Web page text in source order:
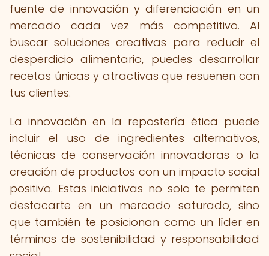
fuente de innovación y diferenciación en un
mercado cada vez más competitivo. Al
buscar soluciones creativas para reducir el
desperdicio alimentario, puedes desarrollar
recetas únicas y atractivas que resuenen con
tus clientes.
La innovación en la repostería ética puede
incluir el uso de ingredientes alternativos,
técnicas de conservación innovadoras o la
creación de productos con un impacto social
positivo. Estas iniciativas no solo te permiten
destacarte en un mercado saturado, sino
que también te posicionan como un líder en
términos de sostenibilidad y responsabilidad